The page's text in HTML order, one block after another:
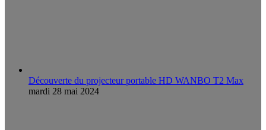
Découverte du projecteur portable HD WANBO T2 Max
mardi 28 mai 2024